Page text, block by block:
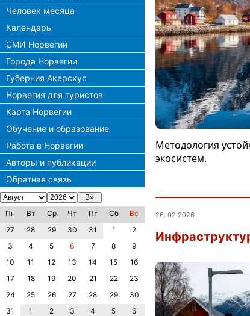
Человек месяца
Календарь
СМИ Норвегии
Города Норвегии
Губерния Акерсхус
Норвегия для туристов
Карта Норвегии
Обучение и образование
Работа в Норвегии
Авторы и публикации
Обратная связь
Пн Вт Ср Чт Пт Сб
Вс
27
28 29 30 31 1
2
3
4 5 6 7 8
9
10
11 12 13 14 15
16
17
18 19 20 21 22
23
24
25 26 27 28 29
30
31
1 2 3 4 5 6
Методология
экосистем.
26. 02.2026